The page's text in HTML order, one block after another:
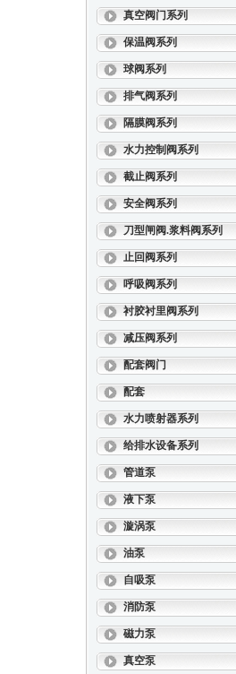
真空阀门系列
保温阀系列
球阀系列
排气阀系列
隔膜阀系列
水力控制阀系列
截止阀系列
安全阀系列
刀型闸阀.浆料阀系列
止回阀系列
呼吸阀系列
衬胶衬里阀系列
减压阀系列
配套阀门
配套
水力喷射器系列
给排水设备系列
管道泵
液下泵
漩涡泵
油泵
自吸泵
消防泵
磁力泵
真空泵